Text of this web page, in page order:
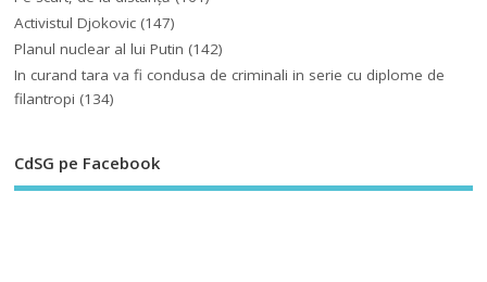
Activistul Djokovic (147)
Planul nuclear al lui Putin (142)
In curand tara va fi condusa de criminali in serie cu diplome de
filantropi (134)
CdSG pe Facebook